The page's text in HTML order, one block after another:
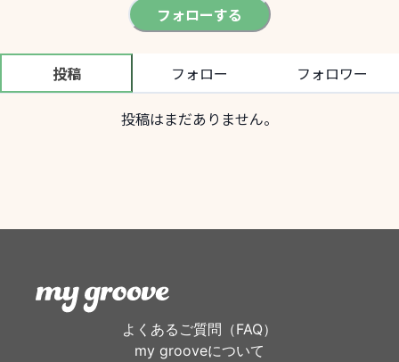
フォローする
投稿 フォロー フォロワー
投稿はまだありません。
よくあるご質問（FAQ）
my grooveについて